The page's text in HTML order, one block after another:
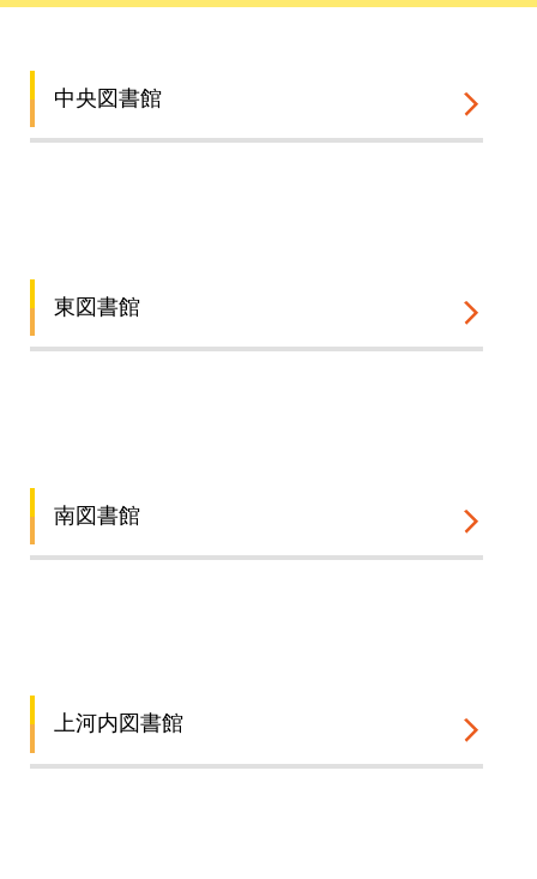
中央図書館
東図書館
南図書館
上河内図書館